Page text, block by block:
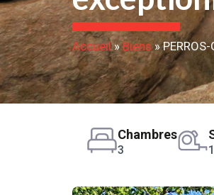
Accueil»Biens»
Chambres
3